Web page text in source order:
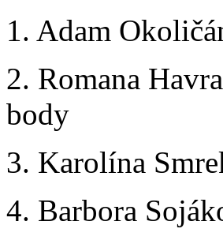
1. Adam
2. Romana
body
3. Karolína
4. Barbora